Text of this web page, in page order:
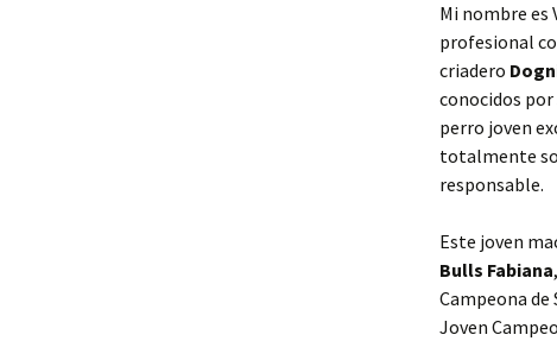
Mi nombre es
profesional
criadero
conocidos
perro joven
totalmente
responsable.
Este joven
Bulls Fabiana
Campeona de
Joven